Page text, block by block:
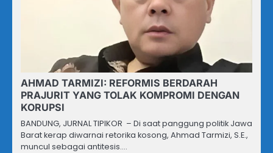
AHMAD TARMIZI: REFORMIS BERDARAH
PRAJURIT YANG TOLAK KOMPROMI DENGAN
KORUPSI
BANDUNG, JURNAL TIPIKOR – Di saat panggung politik Jawa
Barat kerap diwarnai retorika kosong, Ahmad Tarmizi, S.E.,
muncul sebagai antitesis.…